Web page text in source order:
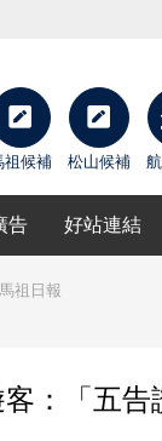
祖候補 松山候補
告 好站連結
祖日報
：「五告